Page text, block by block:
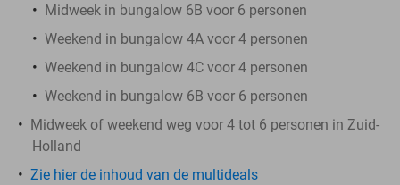
Midweek in bungalow 6B voor 6 personen
Weekend in bungalow 4A voor 4 personen
Weekend in bungalow 4C voor 4 personen
Weekend in bungalow 6B voor 6 personen
Midweek of weekend weg voor 4 tot 6 personen in Zuid-
Holland
Zie hier de inhoud van de multideals